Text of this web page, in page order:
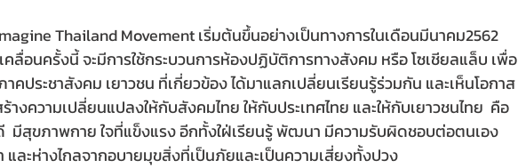
Thailand Movement เริ่มต้นขึ้นอย่างเป็นทางการในเดือนมีนาคม2562
ลื่อนครั้งนี้ จะมีการใช้กระบวนการห้องปฏิบัติการทางสังคม หรือ โซเชียลแล็บ เพื่อ
คประชาสังคม เยาวชน ที่เกี่ยวข้อง ได้มาแลกเปลี่ยนเรียนรู้ร่วมกัน และเห็นโอกาส
งความเปลี่ยนแปลงให้กับสังคมไทย ให้กับประเทศไทย และให้กับเยาวชนไทย  คือ
มีสุขภาพกาย ใจที่แข็งแรง อีกทั้งใฝ่เรียนรู้ พัฒนา มีความรับผิดชอบต่อตนเอง
และห่างไกลจากอบายมุขสิ่งที่เป็นภัยและเป็นความเสี่ยงทั้งปวง